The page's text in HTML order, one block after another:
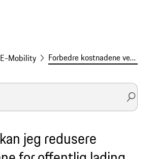
E-Mobility Forbedre kostnadene ved offentlig lading av elbil
jeg redusere